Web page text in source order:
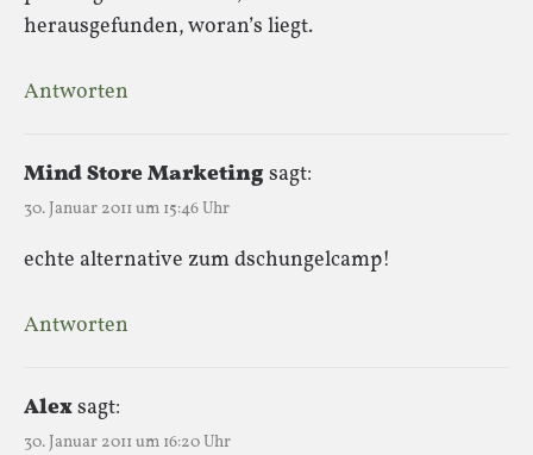
herausgefunden, woran’s liegt.
Antworten
Mind Store Marketingsagt:
30. Januar 2011 um 15:46 Uhr
echte alternative zum dschungelcamp!
Antworten
Alexsagt:
30. Januar 2011 um 16:20 Uhr